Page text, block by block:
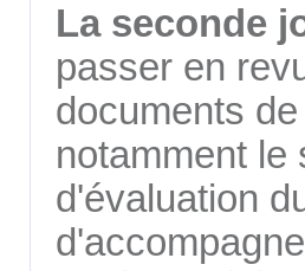
La seconde
passer en
documents
notamment le
d'évaluation